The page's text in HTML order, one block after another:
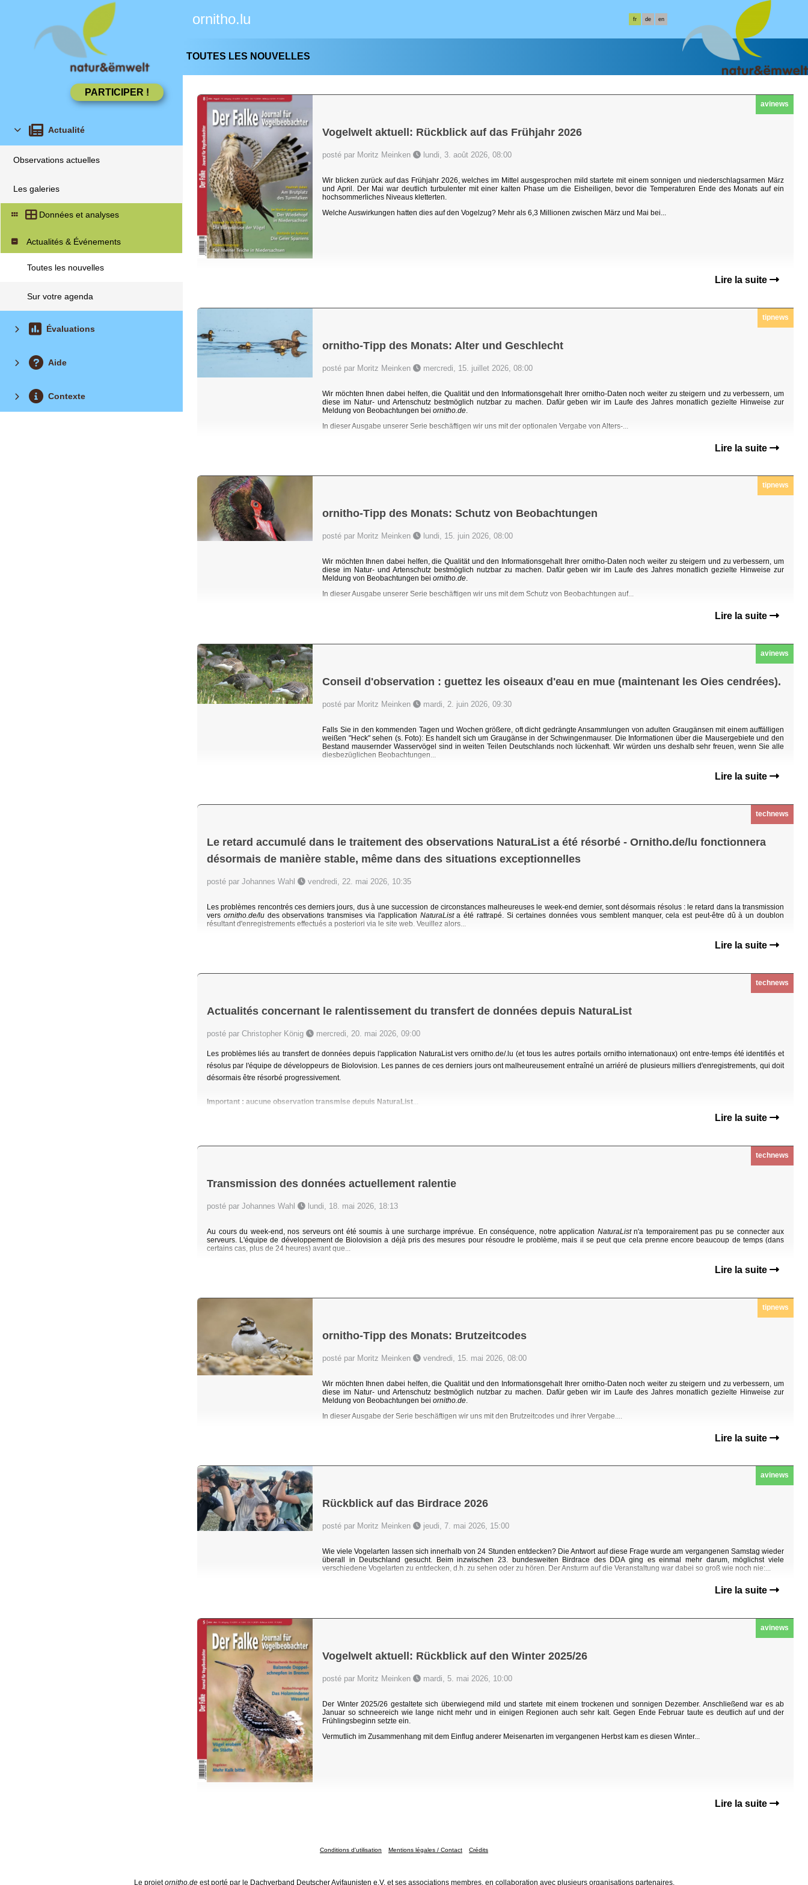
ornitho.lu fr de en
Actualité
Observations actuelles
Les galeries
Données et analyses
Actualités & Événements
Toutes les nouvelles
Sur votre agenda
Évaluations
Aide
Contexte
TOUTES LES NOUVELLES
avinews
Vogelwelt aktuell: Rückblick auf das Frühjahr 2026
posté par Moritz Meinken lundi, 3. août 2026, 08:00
Wir blicken zurück auf das Frühjahr 2026, welches im Mittel ausgesprochen mild startete mit einem sonnigen und niederschlagsarmen März
und April. Der Mai war deutlich turbulenter mit einer kalten Phase um die Eisheiligen, bevor die Temperaturen Ende des Monats auf ein
hochsommerliches Niveaus kletterten.
Welche Auswirkungen hatten dies auf den Vogelzug? Mehr als 6,3 Millionen zwischen März und Mai bei...
Lire la suite
tipnews
ornitho-Tipp des Monats: Alter und Geschlecht
posté par Moritz Meinken mercredi, 15. juillet 2026, 08:00
Wir möchten Ihnen dabei helfen, die Qualität und den Informationsgehalt Ihrer ornitho-Daten noch weiter zu steigern und zu verbessern, um
diese im Natur- und Artenschutz bestmöglich nutzbar zu machen. Dafür geben wir im Laufe des Jahres monatlich gezielte Hinweise zur
Meldung von Beobachtungen bei ornitho.de.
In dieser Ausgabe unserer Serie beschäftigen wir uns mit der optionalen Vergabe von Alters-...
Lire la suite
tipnews
ornitho-Tipp des Monats: Schutz von Beobachtungen
posté par Moritz Meinken lundi, 15. juin 2026, 08:00
Wir möchten Ihnen dabei helfen, die Qualität und den Informationsgehalt Ihrer ornitho-Daten noch weiter zu steigern und zu verbessern, um
diese im Natur- und Artenschutz bestmöglich nutzbar zu machen. Dafür geben wir im Laufe des Jahres monatlich gezielte Hinweise zur
Meldung von Beobachtungen bei ornitho.de.
In dieser Ausgabe unserer Serie beschäftigen wir uns mit dem Schutz von Beobachtungen auf...
Lire la suite
avinews
Conseil d'observation : guettez les oiseaux d'eau en mue (maintenant les Oies cendrées).
posté par Moritz Meinken mardi, 2. juin 2026, 09:30
Falls Sie in den kommenden Tagen und Wochen größere, oft dicht gedrängte Ansammlungen von adulten Graugänsen mit einem auffälligen
weißen "Heck" sehen (s. Foto): Es handelt sich um Graugänse in der Schwingenmauser. Die Informationen über die Mausergebiete und den
Bestand mausernder Wasservögel sind in weiten Teilen Deutschlands noch lückenhaft. Wir würden uns deshalb sehr freuen, wenn Sie alle
diesbezüglichen Beobachtungen...
Lire la suite
technews
Le retard accumulé dans le traitement des observations NaturaList a été résorbé - Ornitho.de/lu fonctionnera
désormais de manière stable, même dans des situations exceptionnelles
posté par Johannes Wahl vendredi, 22. mai 2026, 10:35
Les problèmes rencontrés ces derniers jours, dus à une succession de circonstances malheureuses le week-end dernier, sont désormais résolus : le retard dans la transmission
vers ornitho.de/lu des observations transmises via l'application NaturaLista été rattrapé. Si certaines données vous semblent manquer, cela est peut-être dû à un doublon
résultant d'enregistrements effectués a posteriori via le site web. Veuillez alors...
Lire la suite
technews
Actualités concernant le ralentissement du transfert de données depuis NaturaList
posté par Christopher König mercredi, 20. mai 2026, 09:00
Les problèmes liés au transfert de données depuis l'application NaturaList vers ornitho.de/.lu (et tous les autres portails ornitho internationaux) ont entre-temps été identifiés et
résolus par l'équipe de développeurs de Biolovision. Les pannes de ces derniers jours ont malheureusement entraîné un arriéré de plusieurs milliers d'enregistrements, qui doit
désormais être résorbé progressivement.
Important : aucune observation transmise depuis NaturaList...
Lire la suite
technews
Transmission des données actuellement ralentie
posté par Johannes Wahl lundi, 18. mai 2026, 18:13
Au cours du week-end, nos serveurs ont été soumis à une surcharge imprévue. En conséquence, notre application NaturaList n'a temporairement pas pu se connecter aux
serveurs. L'équipe de développement de Biolovision a déjà pris des mesures pour résoudre le problème, mais il se peut que cela prenne encore beaucoup de temps (dans
certains cas, plus de 24 heures) avant que...
Lire la suite
tipnews
ornitho-Tipp des Monats: Brutzeitcodes
posté par Moritz Meinken vendredi, 15. mai 2026, 08:00
Wir möchten Ihnen dabei helfen, die Qualität und den Informationsgehalt Ihrer ornitho-Daten noch weiter zu steigern und zu verbessern, um
diese im Natur- und Artenschutz bestmöglich nutzbar zu machen. Dafür geben wir im Laufe des Jahres monatlich gezielte Hinweise zur
Meldung von Beobachtungen bei ornitho.de.
In dieser Ausgabe der Serie beschäftigen wir uns mit den Brutzeitcodes und ihrer Vergabe....
Lire la suite
avinews
Rückblick auf das Birdrace 2026
posté par Moritz Meinken jeudi, 7. mai 2026, 15:00
Wie viele Vogelarten lassen sich innerhalb von 24 Stunden entdecken? Die Antwort auf diese Frage wurde am vergangenen Samstag wieder
überall in Deutschland gesucht. Beim inzwischen 23. bundesweiten Birdrace des DDA ging es einmal mehr darum, möglichst viele
verschiedene Vogelarten zu entdecken, d.h. zu sehen oder zu hören. Der Ansturm auf die Veranstaltung war dabei so groß wie noch nie:...
Lire la suite
avinews
Vogelwelt aktuell: Rückblick auf den Winter 2025/26
posté par Moritz Meinken mardi, 5. mai 2026, 10:00
Der Winter 2025/26 gestaltete sich überwiegend mild und startete mit einem trockenen und sonnigen Dezember. Anschließend war es ab
Januar so schneereich wie lange nicht mehr und in einigen Regionen auch sehr kalt. Gegen Ende Februar taute es deutlich auf und der
Frühlingsbeginn setzte ein.
Vermutlich im Zusammenhang mit dem Einflug anderer Meisenarten im vergangenen Herbst kam es diesen Winter...
Lire la suite
Conditions d'utilisation Mentions légales / Contact Crédits
Le projetornitho.deest porté par le Dachverband Deutscher Avifaunisten e.V.et ses associations membres, en collaboration avec plusieurs organisations partenaires.